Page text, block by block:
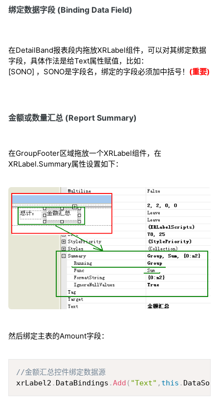
绑定数据字段 (Binding Data Field)
在DetailBand报表段内拖放XRLabel组件，可以对其绑定数据
字段，具体作法是给Text属性赋值，比如：
[SONO] ，SONO是字段名，绑定的字段必须加中括号！ (重要)
金额或数量汇总 (Report Summary)
在GroupFooter区域拖放一个XRLabel组件，在
XRLabel.Summary属性设置如下：
然后绑定主表的Amount字段：
//金额汇总控件绑定数据源
xrLabel2 . DataBindings .Add ( "Text" , this .